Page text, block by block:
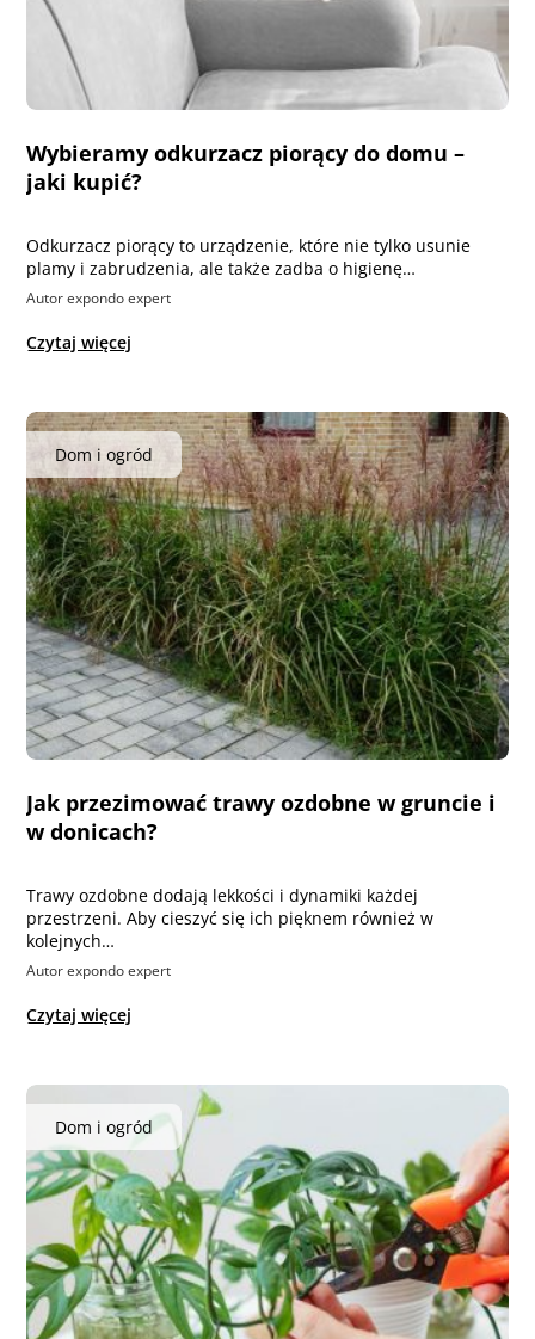
Wybieramy odkurzacz piorący do domu –
jaki kupić?
Odkurzacz piorący to urządzenie, które nie tylko usunie
plamy i zabrudzenia, ale także zadba o higienę…
Autor expondo expert
Czytaj więcej
Dom i ogród
Jak przezimować trawy ozdobne w gruncie i
w donicach?
Trawy ozdobne dodają lekkości i dynamiki każdej
przestrzeni. Aby cieszyć się ich pięknem również w
kolejnych…
Autor expondo expert
Czytaj więcej
Dom i ogród